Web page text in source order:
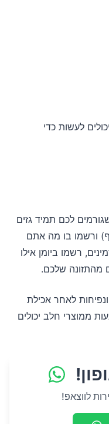
לעשות כדי
לכם תמיד גזים
ורשמו בו מה אתם
רשמו ביומן אילו
מהתזונה שלכם.
לאחר אכילת
ממוצרי חלב יכולים
לווצאפ!